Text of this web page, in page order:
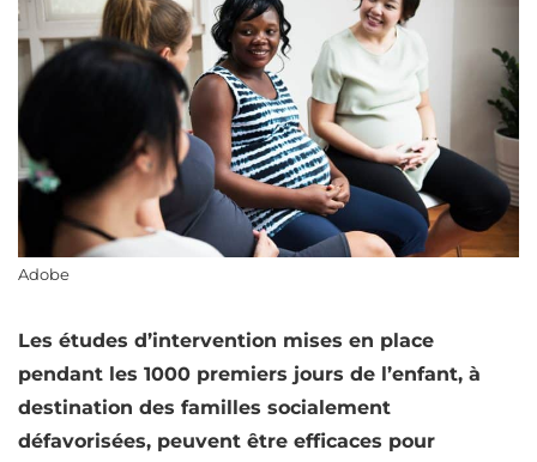
Adobe
Les études d’intervention mises en place
pendant les 1000 premiers jours de l’enfant, à
destination des familles socialement
défavorisées, peuvent être efficaces pour